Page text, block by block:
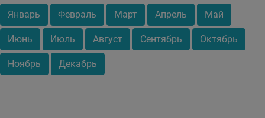
Январь Февраль Март Апрель Май
Июнь Июль Август Сентябрь Октябрь
Ноябрь Декабрь